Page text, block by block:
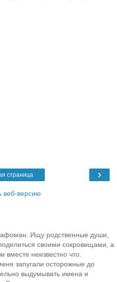
›
страница
веб-версию
Ищу родственные души,
своими сокровищами, а
вместе неизвестно что.
запугали осторожные до
выдумывать имена и